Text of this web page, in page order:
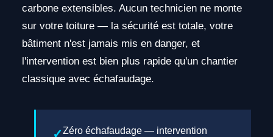
carbone extensibles. Aucun technicien ne monte
sur votre toiture — la sécurité est totale, votre
bâtiment n'est jamais mis en danger, et
l'intervention est bien plus rapide qu'un chantier
classique avec échafaudage.
Zéro échafaudage — intervention